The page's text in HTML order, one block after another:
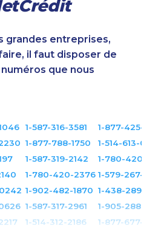
grandes entreprises,
il faut disposer de
que nous
1-587-316-3581
1-877-425-1522
1-877-788-1750
1-514-613-0102
1-587-319-2142
1-780-420-2399
1-780-420-2376 1-579-267-0737
1-902-482-1870 1-438-289-3597
1-587-317-2961
1-905-288-1761
1-514-312-2186
1-877-677-8162